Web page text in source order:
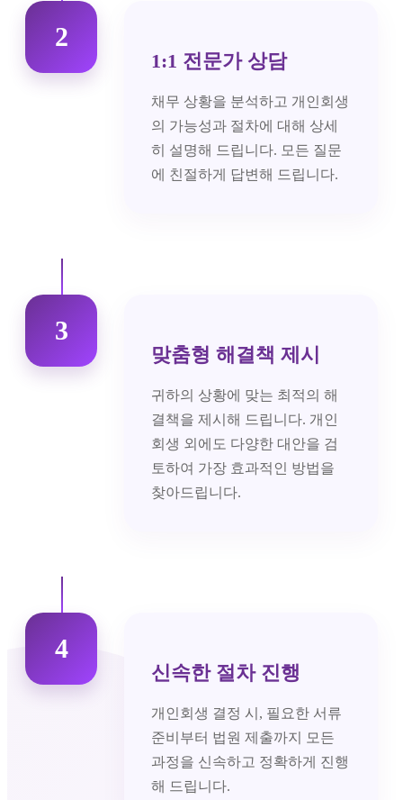
2
1:1 전문가 상담
채무 상황을 분석하고 개인회생
의 가능성과 절차에 대해 상세
히 설명해 드립니다. 모든 질문
에 친절하게 답변해 드립니다.
3
맞춤형 해결책 제시
귀하의 상황에 맞는 최적의 해
결책을 제시해 드립니다. 개인
회생 외에도 다양한 대안을 검
토하여 가장 효과적인 방법을
찾아드립니다.
4
신속한 절차 진행
개인회생 결정 시, 필요한 서류
준비부터 법원 제출까지 모든
과정을 신속하고 정확하게 진행
해 드립니다.